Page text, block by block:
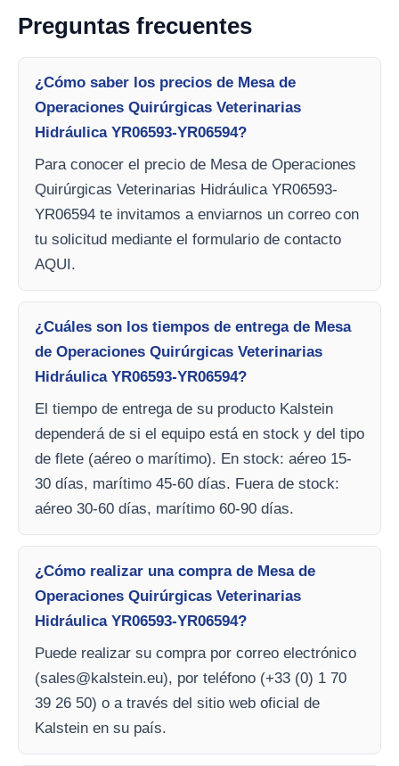
Preguntas frecuentes
¿Cómo saber los precios de Mesa de
Operaciones Quirúrgicas Veterinarias
Hidráulica YR06593-YR06594?
Para conocer el precio de Mesa de Operaciones
Quirúrgicas Veterinarias Hidráulica YR06593-
YR06594 te invitamos a enviarnos un correo con
tu solicitud mediante el formulario de contacto
AQUI.
¿Cuáles son los tiempos de entrega de Mesa
de Operaciones Quirúrgicas Veterinarias
Hidráulica YR06593-YR06594?
El tiempo de entrega de su producto Kalstein
dependerá de si el equipo está en stock y del tipo
de flete (aéreo o marítimo). En stock: aéreo 15-
30 días, marítimo 45-60 días. Fuera de stock:
aéreo 30-60 días, marítimo 60-90 días.
¿Cómo realizar una compra de Mesa de
Operaciones Quirúrgicas Veterinarias
Hidráulica YR06593-YR06594?
Puede realizar su compra por correo electrónico
(sales@kalstein.eu), por teléfono (+33 (0) 1 70
39 26 50) o a través del sitio web oficial de
Kalstein en su país.